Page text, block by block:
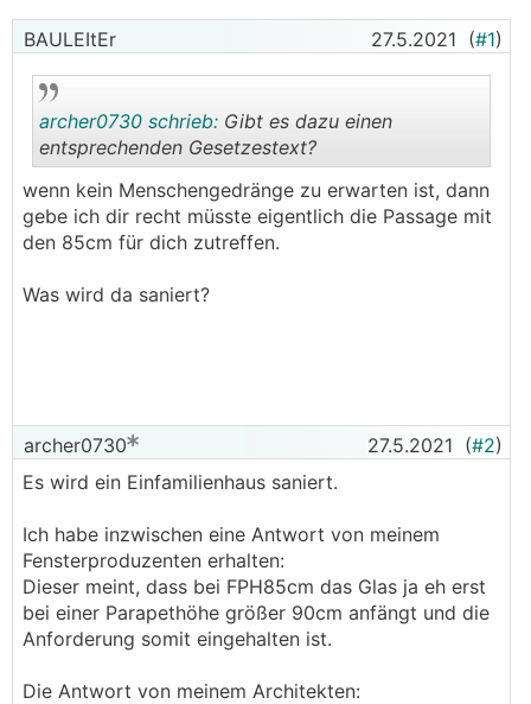
BAULEItEr 27.5.2021 (#1)
..
archer0730 schrieb: Gibt es dazu einen
entsprechenden Gesetzestext?
wenn kein Menschengedränge zu erwarten ist, dann
gebe ich dir recht müsste eigentlich die Passage mit
den 85cm für dich zutreffen.
Was wird da saniert?
archer0730 27.5.2021 (#2)
Es wird ein Einfamilienhaus saniert.
Ich habe inzwischen eine Antwort von meinem
Fensterproduzenten erhalten:
Dieser meint, dass bei FPH85cm das Glas ja eh erst
bei einer Parapethöhe größer 90cm anfängt und die
Anforderung somit eingehalten ist.
Die Antwort von meinem Architekten: